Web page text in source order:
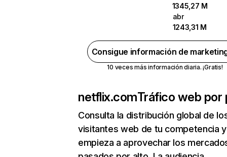
1345,27 M
abr
1243,31 M
Consigue información de
10 veces más información diaria. ¡Gratis!
netflix.comTráfico web por
Consulta la distribución global de
visitantes web de tu competencia y
empieza a aprovechar los